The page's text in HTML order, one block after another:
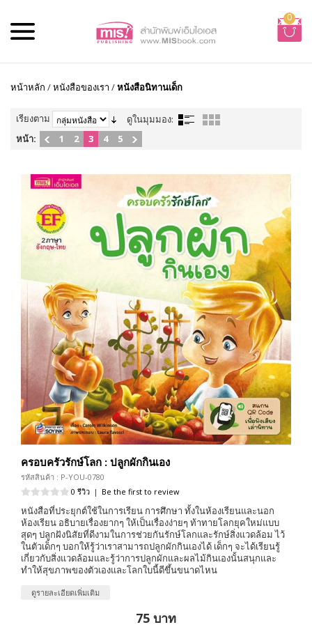
0
หน้าหลัก /หนังสือของเรา /หนังสือนิทานเด็ก
เรียงตาม
ดูในมุมมอง:
หน้า:
1 2 3 4 5
ครอบครัวรักษ์โลก : ปลูกผักกินเอง
รหัสสินค้า : P-YOU-0780
0 รีวิว | Be the first to review
หนังสือที่ประยุกต์ใช้ในการเรียน การศึกษา ทั้งในห้องเรียนและนอก
ห้องเรียน อธิบายเรื่องยากๆ ให้เป็นเรื่องง่ายๆ ท้าทายโลกยุคใหม่แบบ
สุดๆ ปลูกฝังนิสัยที่ดีงามในการช่วยกันรักษ์โลกและรักษ์สิ่งแวดล้อม ไว้
ในตัวเด็กๆ บอกให้รู้ว่าเราสามารถปลูกผักกินเองได้ เด็กๆ จะได้เรียนรู้
เกี่ยวกับสิ่งแวดล้อมและรู้ว่าการปลูกผักและผลไม้กินเองนั้นสนุกและ
ทำให้สุขภาพของตัวเองและโลกใบนี้ดีขึ้นขนาดไหน
ดูรายละเอียดเพิ่มเติม
75 บาท